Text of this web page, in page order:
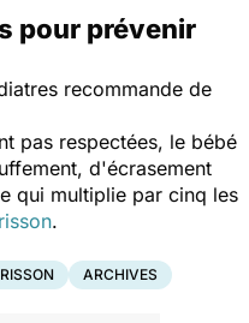
pour prévenir
recommande de
pas respectées, le bébé
d'écrasement
qui multiplie par cinq les
.
ARCHIVES